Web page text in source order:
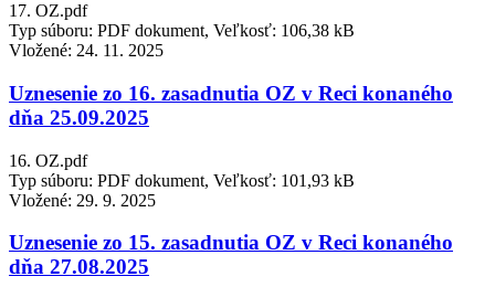
17. OZ.pdf
Typ súboru: PDF dokument, Veľkosť: 106,38 kB
Vložené: 24. 11. 2025
Uznesenie zo 16. zasadnutia OZ v Reci konaného
dňa 25.09.2025
16. OZ.pdf
Typ súboru: PDF dokument, Veľkosť: 101,93 kB
Vložené: 29. 9. 2025
Uznesenie zo 15. zasadnutia OZ v Reci konaného
dňa 27.08.2025